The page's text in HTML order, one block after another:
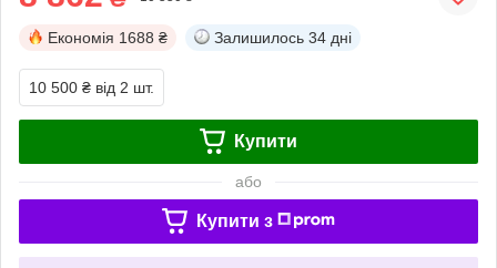
Економія 1688 ₴ Залишилось 34 дні
10 500 ₴ від 2 шт.
Купити
або
Купити з